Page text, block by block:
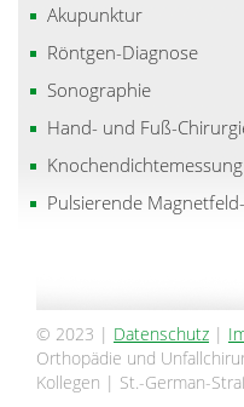
Akupunktur
Röntgen-Diagnose
Sonographie
Hand- und Fuß-
Knochendichtemessung
Pulsierende
© 2023 | Datenschutz |
Orthopädie und
Kollegen | St.-German-